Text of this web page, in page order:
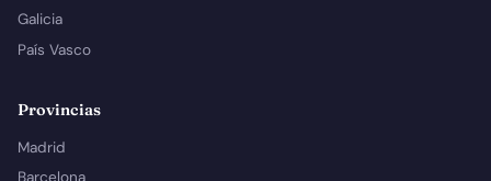
Galicia
País Vasco
Provincias
Madrid